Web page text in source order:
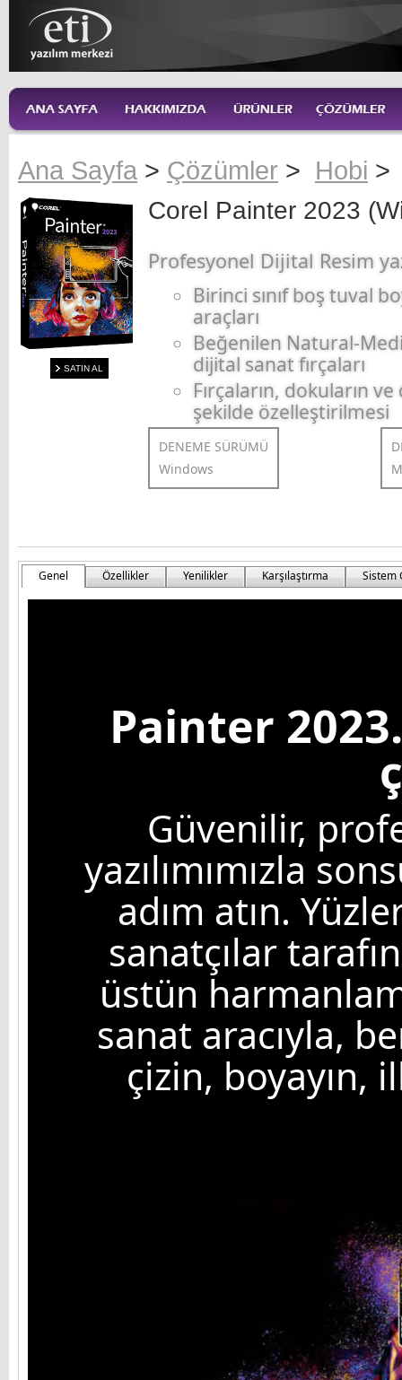
Ana Sayfa > Çözümler > Hobi
SATIN AL
Corel Painter 2023
Profesyonel Dijital Resim
Birinci sınıf boş tuval
araçları
Beğenilen Natural-
dijital sanat fırçaları
Fırçaların, dokuların
şekilde özelleştirilmesi
DENEME SÜRÜMÜ
Windows
Genel Özellikler Yenilikler Karşılaştırma Sistem
Painter
Güvenilir,
yazılımımızla
adım atın.
sanatçılar
üstün
sanat aracıyla,
çizin, boyayın,